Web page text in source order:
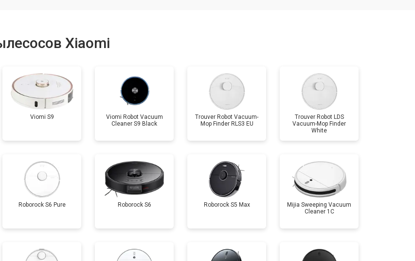
Xiaomi
Viomi S9
Viomi Robot Vacuum
Cleaner S9 Black
Trouver Robot Vacuum-
Mop Finder RLS3 EU
Trouver Robot LDS
Vacuum-Mop Finder
White
Roborock S6 Pure Roborock S6 Roborock S5 Max
Mijia Sweeping Vacuum
Cleaner 1C